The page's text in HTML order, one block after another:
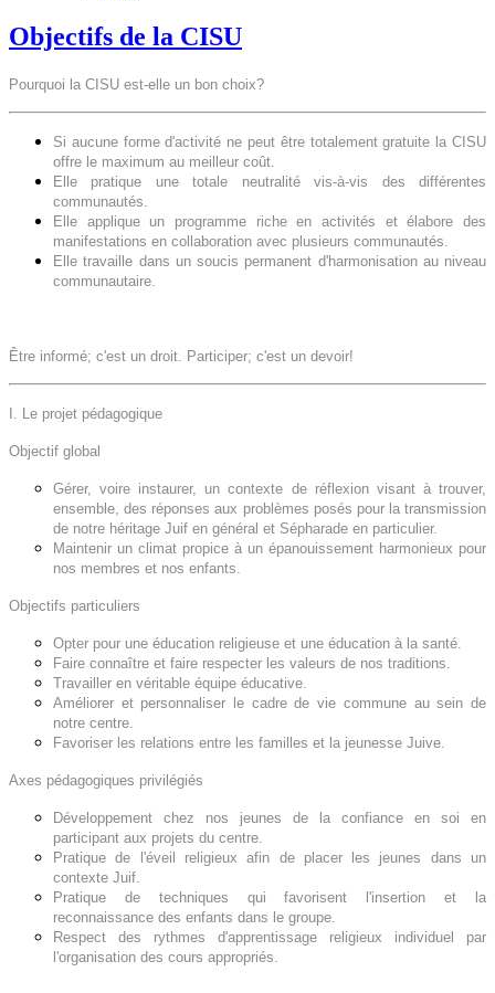
Objectifs de la CISU
Pourquoi la CISU est-elle un bon choix?
Si aucune forme d'activité ne peut être totalement gratuite la CISU
offre le maximum au meilleur coût.
Elle pratique une totale neutralité vis-à-vis des différentes
communautés.
Elle applique un programme riche en activités et élabore des
manifestations en collaboration avec plusieurs communautés.
Elle travaille dans un soucis permanent d'harmonisation au niveau
communautaire.
Être informé; c'est un droit. Participer; c'est un devoir!
I. Le projet pédagogique
Objectif global
Gérer, voire instaurer, un contexte de réflexion visant à trouver,
ensemble, des réponses aux problèmes posés pour la transmission
de notre héritage Juif en général et Sépharade en particulier.
Maintenir un climat propice à un épanouissement harmonieux pour
nos membres et nos enfants.
Objectifs particuliers
Opter pour une éducation religieuse et une éducation à la santé.
Faire connaître et faire respecter les valeurs de nos traditions.
Travailler en véritable équipe éducative.
Améliorer et personnaliser le cadre de vie commune au sein de
notre centre.
Favoriser les relations entre les familles et la jeunesse Juive.
Axes pédagogiques privilégiés
Développement chez nos jeunes de la confiance en soi en
participant aux projets du centre.
Pratique de l'éveil religieux afin de placer les jeunes dans un
contexte Juif.
Pratique de techniques qui favorisent l'insertion et la
reconnaissance des enfants dans le groupe.
Respect des rythmes d'apprentissage religieux individuel par
l'organisation des cours appropriés.